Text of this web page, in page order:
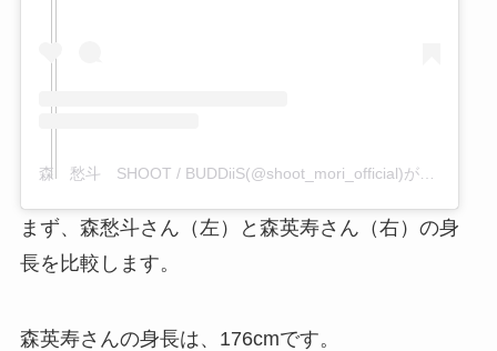
森 愁斗 SHOOT / BUDDiiS(@shoot_mori_official)がシェアした投稿
まず、森愁斗さん（左）と森英寿さん（右）の身
長を比較します。
森英寿さんの身長は、176cmです。